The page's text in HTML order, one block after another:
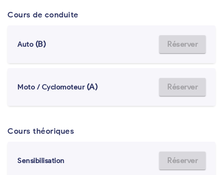
Cours de conduite
Auto (B) Réserver
Moto / Cyclomoteur (A) Réserver
Cours théoriques
Sensibilisation Réserver